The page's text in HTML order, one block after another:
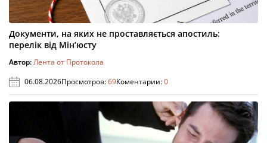
Документи, на яких не проставляється апостиль:
перелік від Мін’юсту
Автор:Лента от Протокола
06.08.2026Просмотров:69Коментарии:0